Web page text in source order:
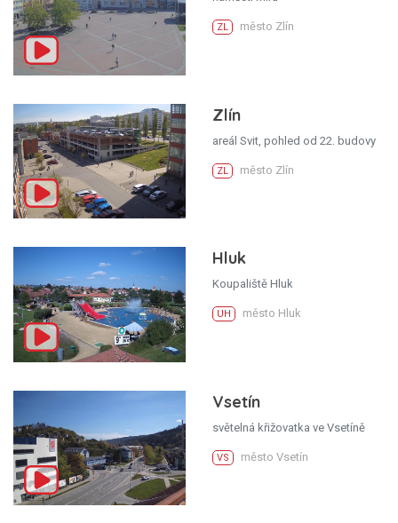
ZL město Zlín
Zlín
areál Svit, pohled od 22. budovy
ZL město Zlín
Hluk
Koupaliště Hluk
UH město Hluk
Vsetín
světelná křižovatka ve Vsetíně
VS město Vsetín